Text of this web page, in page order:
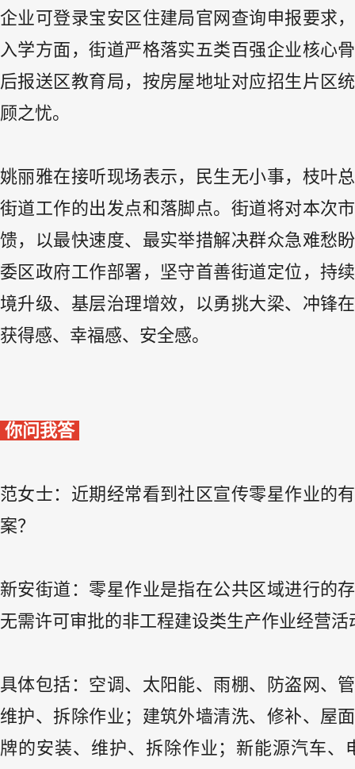
企业可登录宝安区住建局官网查询申报要求
入学方面，街道严格落实五类百强企业核心
后报送区教育局，按房屋地址对应招生片区
顾之忧。
姚丽雅在接听现场表示，民生无小事，枝叶
街道工作的出发点和落脚点。街道将对本次
馈，以最快速度、最实举措解决群众急难愁
委区政府工作部署，坚守首善街道定位，持
境升级、基层治理增效，以勇挑大梁、冲锋
获得感、幸福感、安全感。
你问我答
范女士：近期经常看到社区宣传零星作业的
案？
新安街道：零星作业是指在公共区域进行的
无需许可审批的非工程建设类生产作业经营活
具体包括：空调、太阳能、雨棚、防盗网、
维护、拆除作业；建筑外墙清洗、修补、屋
牌的安装、维护、拆除作业；新能源汽车